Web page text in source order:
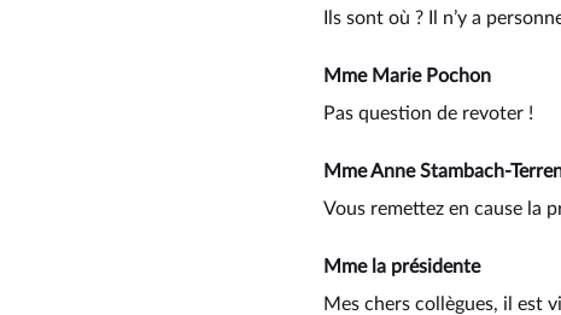
Ils sont où ? Il n’y a
Mme Marie Pochon
Pas question de revoter !
Mme Anne Stambach-
Vous remettez en cause la
Mme la présidente
Mes chers collègues, il est